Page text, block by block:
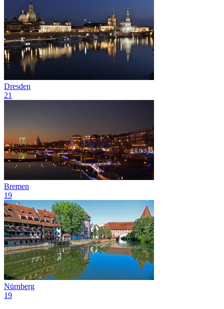
Dresden
21
Bremen
19
Nürnberg
19